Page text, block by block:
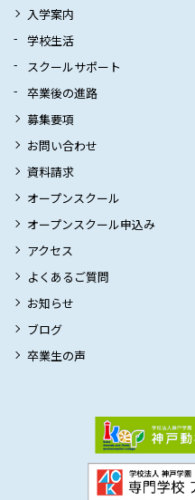
入学案内
学校生活
スクールサポート
卒業後の進路
募集要項
お問い合わせ
資料請求
オープンスクール
オープンスクール申込み
アクセス
よくあるご質問
お知らせ
ブログ
卒業生の声